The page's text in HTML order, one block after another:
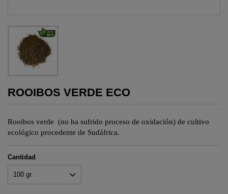
ROOIBOS VERDE ECO
Rooibos verde (no ha sufrido proceso de oxidación) de cultivo
ecológico procedente de Sudáfrica.
Cantidad